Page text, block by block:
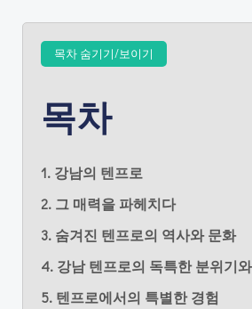
목차 숨기기/보이기
목차
1. 강남의 텐프로
2. 그 매력을 파헤치다
3. 숨겨진 텐프로의 역사와 문화
4. 강남 텐프로의 독특한 분위기
5. 텐프로에서의 특별한 경험